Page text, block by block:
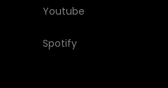
Youtube
Spotify